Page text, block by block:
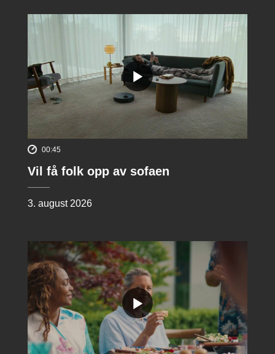
00:45
Vil få folk opp av sofaen
3. august 2026